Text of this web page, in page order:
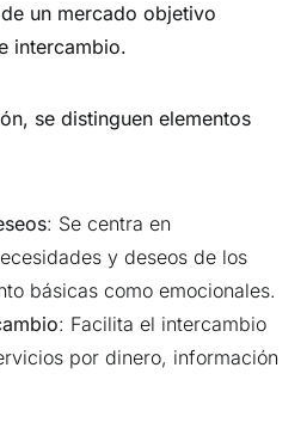
un mercado objetivo
intercambio.
se distinguen elementos
: Se centra en
y deseos de los
básicas como emocionales.
: Facilita el intercambio
por dinero, información